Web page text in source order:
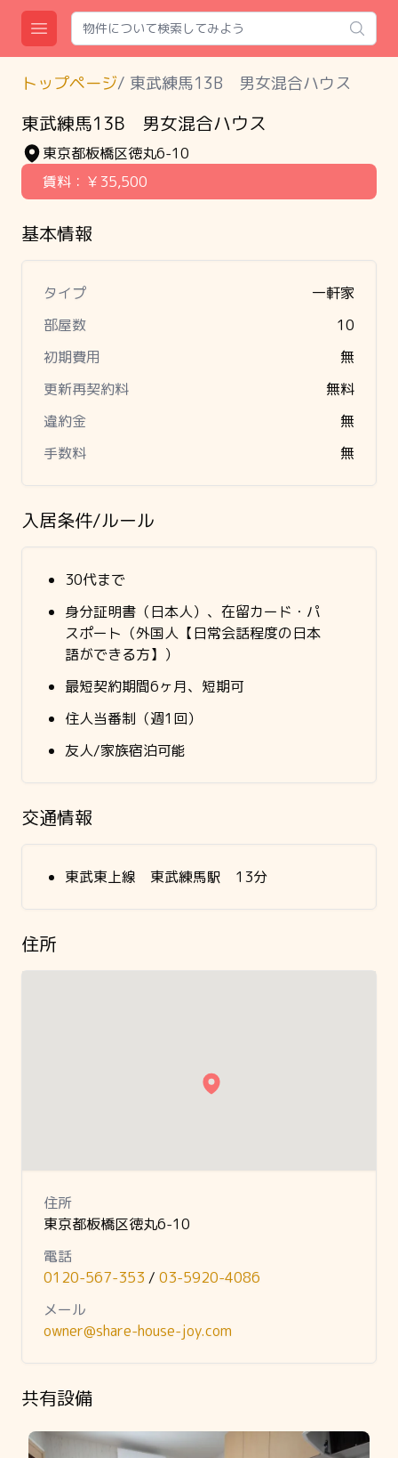
Search
Open main menu
トップページ/ 東武練馬13B 男女混合ハウス
東武練馬13B 男女混合ハウス
東京都板橋区徳丸6-10
賃料： ￥35,500
基本情報
タイプ
一軒家
部屋数
10
初期費用
無
更新再契約料
無料
違約金
無
手数料
無
入居条件/ルール
30代まで
身分証明書（日本人）、在留カード・パ
スポート（外国人【日常会話程度の日本
語ができる方】）
最短契約期間6ヶ月、短期可
住人当番制（週1回）
友人/家族宿泊可能
交通情報
東武東上線 東武練馬駅 13分
住所
住所
東京都板橋区徳丸6-10
電話
0120-567-353 / 03-5920-4086
メール
owner@share-house-joy.com
共有設備
Slide 1 of 13